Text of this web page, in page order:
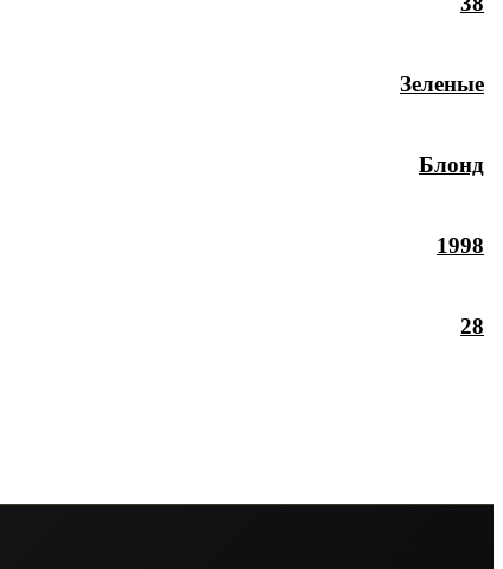
Зеленые
Блонд
1998
28